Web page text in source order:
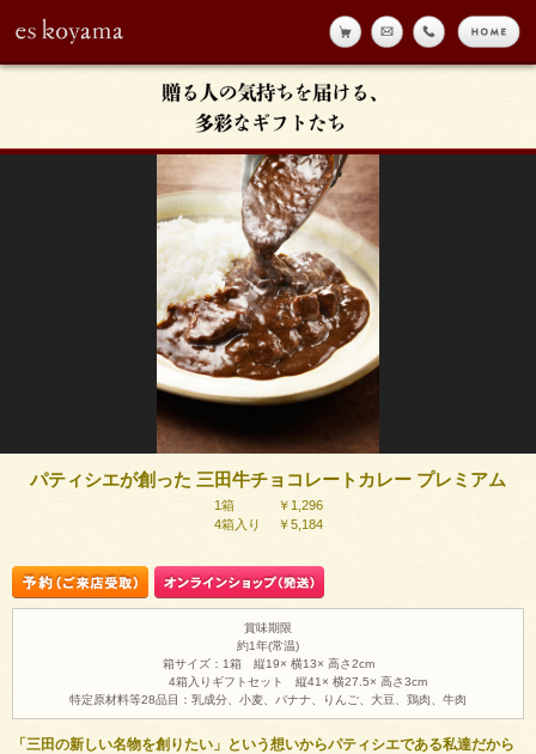
online shop
メール tell
パティシエが創った 三田牛チョコレートカレー プレミアム
1箱 ￥1,296
4箱入り ￥5,184
賞味期限
約1年(常温)
箱サイズ：1箱 縦19× 横13× 高さ2cm
4箱入りギフトセット 縦41× 横27.5× 高さ3cm
特定原材料等28品目：乳成分、小麦、バナナ、りんご、大豆、鶏肉、牛肉
「三田の新しい名物を創りたい」という想いからパティシエである私達だから